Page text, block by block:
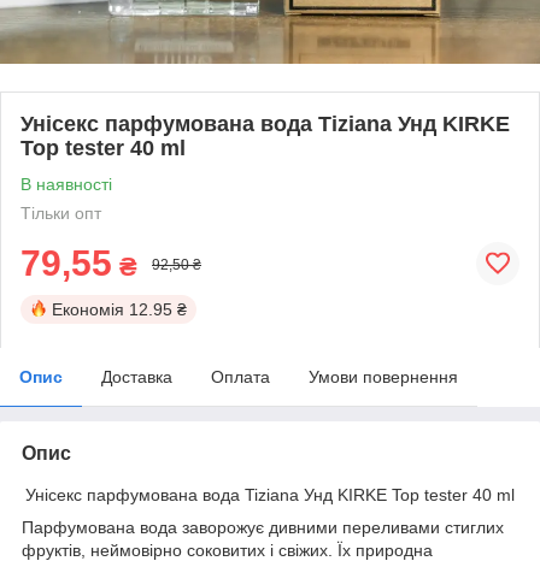
Унісекс парфумована вода Tiziana Унд KIRKE
Top tester 40 ml
В наявності
Тільки опт
79,55 ₴ 92,50 ₴
Економія 12.95 ₴
Опис Доставка Оплата Умови повернення
Опис
Унісекс парфумована вода Tiziana Унд KIRKE Top tester 40 ml
Парфумована вода заворожує дивними переливами стиглих
фруктів, неймовірно соковитих і свіжих. Їх природна